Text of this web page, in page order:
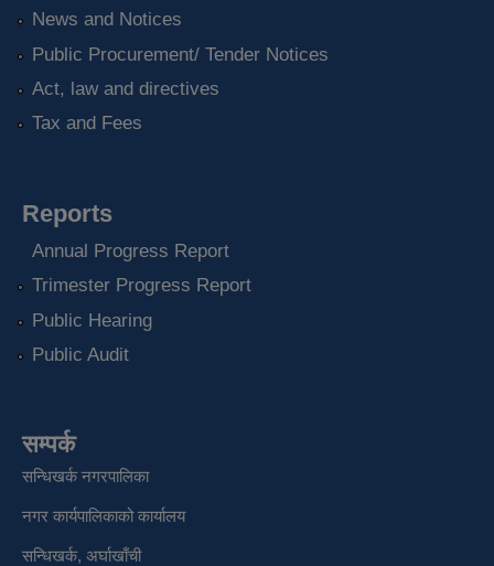
News and Notices
Public Procurement/ Tender Notices
Act, law and directives
Tax and Fees
Reports
Annual Progress Report
Trimester Progress Report
Public Hearing
Public Audit
सम्पर्क
सन्धिखर्क नगरपालिका
नगर कार्यपालिकाको कार्यालय
सन्धिखर्क, अर्घाखाँची